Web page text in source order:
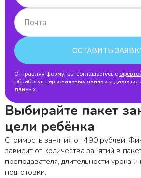
Почта
ОСТАВИТЬ
Отправляя форму, вы соглашаетесь с
обработки персональных данных и даёте
данных
Выбирайте пакет
цели ребёнка
Стоимость занятия от 490 рублей.
зависит от количества занятий в
преподавателя, длительности урока
подготовки.